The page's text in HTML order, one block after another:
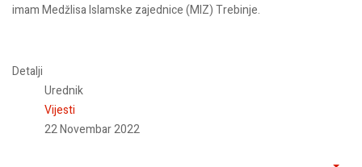
imam Medžlisa Islamske zajednice (MIZ) Trebinje.
Detalji
Urednik
Vijesti
22 Novembar 2022